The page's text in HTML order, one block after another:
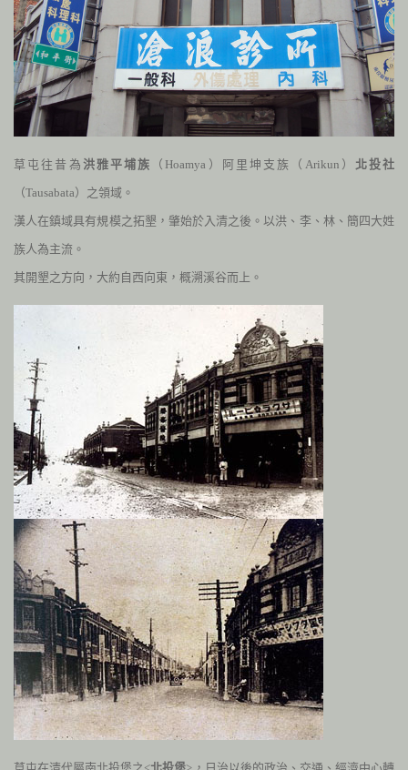
草屯往昔為 洪雅平埔族 （ Hoamya ）阿里坤支族（ Arikun ） 北投社
（Tausabata）之領域。
漢人在鎮域具有規模之拓墾，肇始於入清之後。以洪、李、林、簡四大姓
族人為主流。
其開墾之方向，大約自西向東，概溯溪谷而上。
草屯在清代屬南北投堡之<北投堡>，日治以後的政治、交通、經濟中心轉